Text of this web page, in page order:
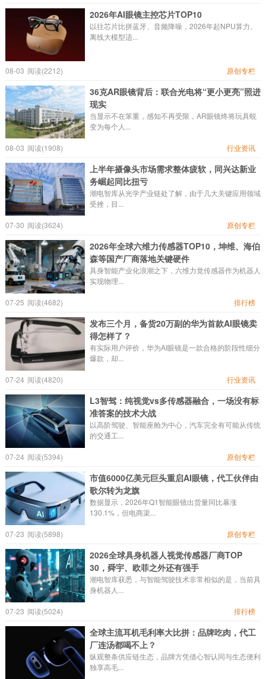
2026年AI眼镜主控芯片TOP10
以往芯片比拼蓝牙、音频降噪，2026年起NPU算力、
离线大模型适...
08-03 阅读(2212) 原创专栏
36克AR眼镜背后：联合光电将“更小更亮”照进
现实
当显示不在笨重，感知不再受限，AR眼镜终将玩具蜕
变为每个人...
08-03 阅读(1908) 行业资讯
上半年摄像头市场需求整体疲软，同兴达新业
务崛起同比扭亏
潮电智库从光学产业链处了解，由于几大关键应用领域
受挫，目...
07-30 阅读(3624) 原创专栏
2026年全球六维力传感器TOP10，坤维、海伯
森等国产厂商落地关键硬件
具身智能产业化浪潮之下，六维力觉传感器作为机器人
实现物理...
07-25 阅读(4682) 排行榜
发布三个月，备货20万副的华为首款AI眼镜卖
得怎样了？
有实际用户评价，华为AI眼镜是一款合格的阶段性细分
爆款，却...
07-24 阅读(4820) 行业资讯
L3智驾：纯视觉vs多传感器融合，一场没有标
准答案的技术大战
以高阶驾驶、智能座舱为中心，汽车完全有可能从传统
的交通工...
07-24 阅读(5394) 原创专栏
市值6000亿美元巨头重启AI眼镜，代工伙伴由
歌尔转为龙旗
数据显示，2026年Q1智能眼镜出货量同比暴涨
130.1%，但电商渠...
07-23 阅读(5898) 原创专栏
2026全球具身机器人视觉传感器厂商TOP
30，舜宇、欧菲之外还有强手
潮电智库获悉，与智能驾驶技术非常相似的是，当前具
身机器人...
07-23 阅读(5024) 排行榜
全球主流耳机毛利率大比拼：品牌吃肉，代工
厂连汤都喝不上？
纵观整条供应链生态，品牌方凭借心智认同与生态便利
独享高毛...